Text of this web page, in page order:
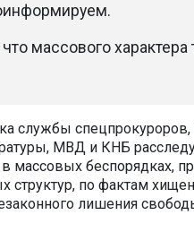
массового
службы
МВД и КНБ
в массовых беспорядках,
структур, по фактам
лишения